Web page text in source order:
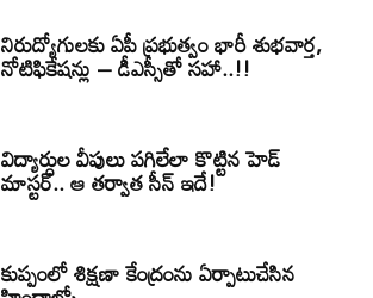
నిరుద్యోగులకు ఏపీ ప్రభుత్వం భారీ శుభవార్త,
నోటిఫికేషన్లు – డీఎస్సీతో సహా..!!
విద్యార్ధుల వీపులు పగిలేలా కొట్టిన హెడ్
మాస్టర్.. ఆ తర్వాత సీన్‌ ఇదే!
కుప్పంలో శిక్షణా కేంద్రంను ఏర్పాటుచేసిన